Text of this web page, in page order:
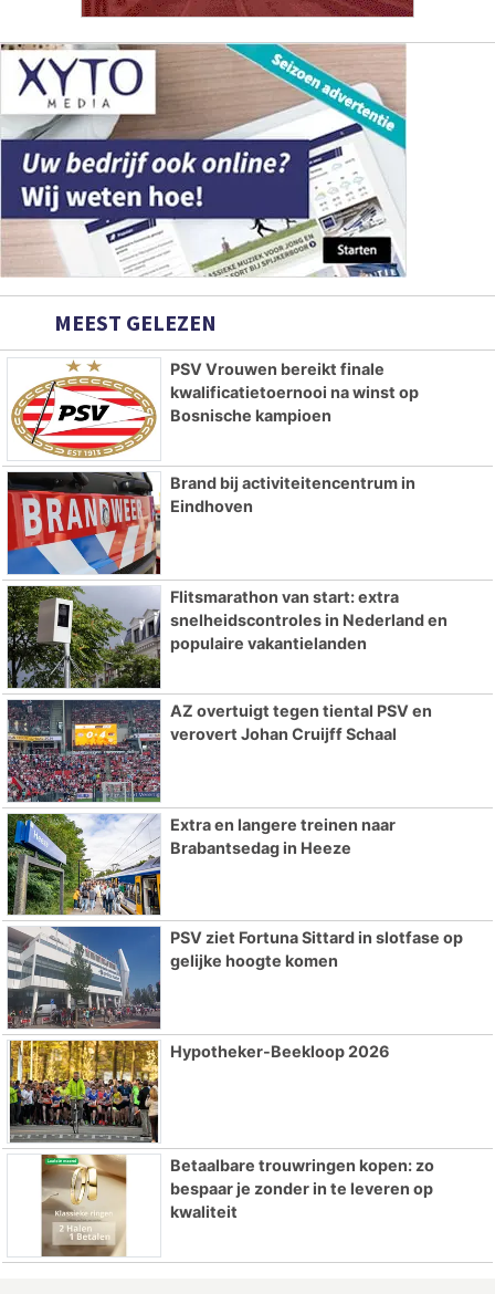
MEEST GELEZEN
PSV Vrouwen bereikt finale
kwalificatietoernooi na winst op
Bosnische kampioen
Brand bij activiteitencentrum in
Eindhoven
Flitsmarathon van start: extra
snelheidscontroles in Nederland en
populaire vakantielanden
AZ overtuigt tegen tiental PSV en
verovert Johan Cruijff Schaal
Extra en langere treinen naar
Brabantsedag in Heeze
PSV ziet Fortuna Sittard in slotfase op
gelijke hoogte komen
Hypotheker-Beekloop 2026
Betaalbare trouwringen kopen: zo
bespaar je zonder in te leveren op
kwaliteit